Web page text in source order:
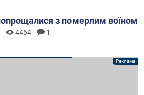
з померлим воїном
4464 1